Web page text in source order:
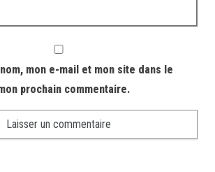
mon e-mail et mon site dans le
prochain commentaire.